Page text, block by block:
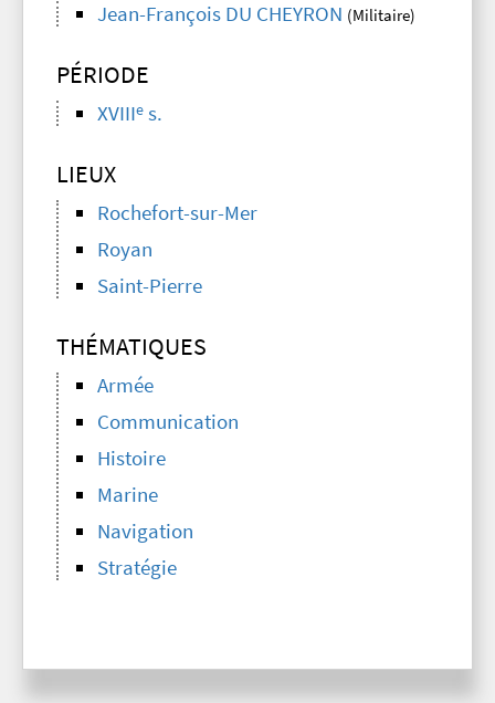
Jean-François DU CHEYRON (Militaire)
PÉRIODE
XVIIIe s.
LIEUX
Rochefort-sur-Mer
Royan
Saint-Pierre
THÉMATIQUES
Armée
Communication
Histoire
Marine
Navigation
Stratégie